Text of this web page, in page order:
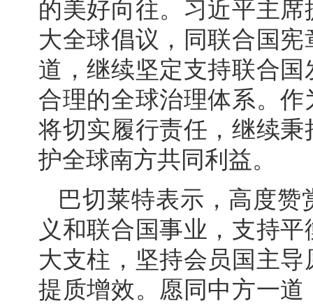
的美好向往。习近平主
大全球倡议，同联合国
道，继续坚定支持联合
合理的全球治理体系。
将切实履行责任，继续
护全球南方共同利益。
巴切莱特表示，高度
义和联合国事业，支持
大支柱，坚持会员国主
提质增效。愿同中方一